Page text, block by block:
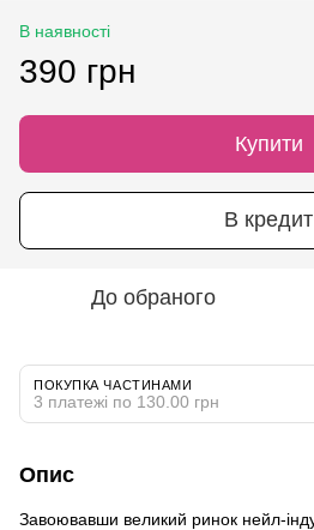
В наявності
390 грн
Купити
В кредит
До обраного
ПОКУПКА ЧАСТИНАМИ
3 платежі по 130.00 грн
Опис
Завоювавши великий ринок нейл-